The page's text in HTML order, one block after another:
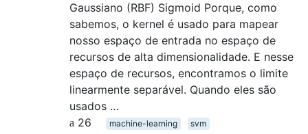
Gaussiano (RBF) Sigmoid Porque, como
sabemos, o kernel é usado para mapear
nosso espaço de entrada no espaço de
recursos de alta dimensionalidade. E nesse
espaço de recursos, encontramos o limite
linearmente separável. Quando eles são
usados …
26
machine-learning
svm